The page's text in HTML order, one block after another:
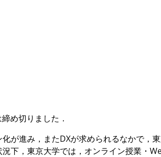
め切りました．
が進み，またDXが求められるなかで
下，東京大学では，オンライン授業・